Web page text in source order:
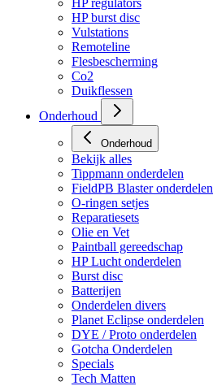
HP regulators
HP burst disc
Vulstations
Remoteline
Flesbescherming
Co2
Duikflessen
Onderhoud
Onderhoud
Bekijk alles
Tippmann onderdelen
FieldPB Blaster onderdelen
O-ringen setjes
Reparatiesets
Olie en Vet
Paintball gereedschap
HP Lucht onderdelen
Burst disc
Batterijen
Onderdelen divers
Planet Eclipse onderdelen
DYE / Proto onderdelen
Gotcha Onderdelen
Specials
Tech Matten